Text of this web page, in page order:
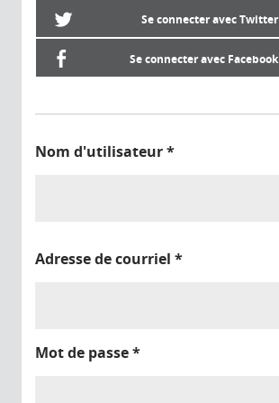
Se connecter avec Twitter
Se connecter avec Facebook
Nom d'utilisateur*
Adresse de courriel *
Mot de passe*